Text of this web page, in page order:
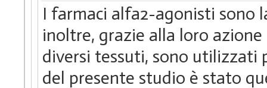
I farmaci alfa2-agonisti sono
inoltre, grazie alla loro
diversi tessuti, sono utilizzati
del presente studio è stato